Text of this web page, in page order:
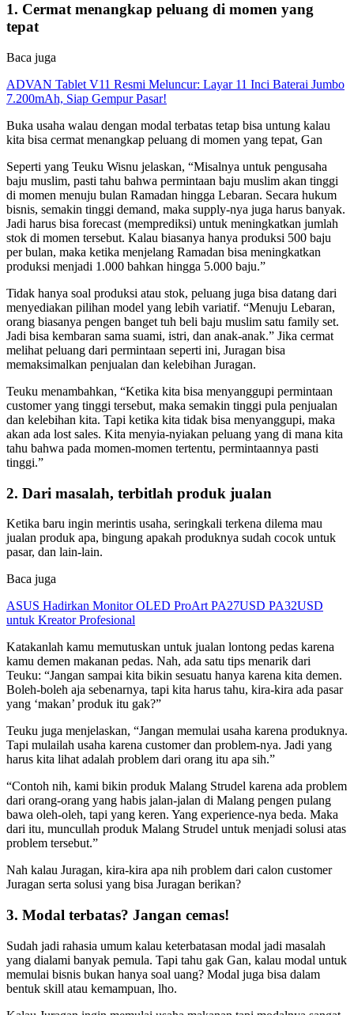
1. Cermat menangkap peluang di momen yang
tepat
Baca juga
ADVAN Tablet V11 Resmi Meluncur: Layar 11 Inci Baterai Jumbo
7.200mAh, Siap Gempur Pasar!
Buka usaha walau dengan modal terbatas tetap bisa untung kalau
kita bisa cermat menangkap peluang di momen yang tepat, Gan
Seperti yang Teuku Wisnu jelaskan, “Misalnya untuk pengusaha
baju muslim, pasti tahu bahwa permintaan baju muslim akan tinggi
di momen menuju bulan Ramadan hingga Lebaran. Secara hukum
bisnis, semakin tinggi demand, maka supply-nya juga harus banyak.
Jadi harus bisa forecast (memprediksi) untuk meningkatkan jumlah
stok di momen tersebut. Kalau biasanya hanya produksi 500 baju
per bulan, maka ketika menjelang Ramadan bisa meningkatkan
produksi menjadi 1.000 bahkan hingga 5.000 baju.”
Tidak hanya soal produksi atau stok, peluang juga bisa datang dari
menyediakan pilihan model yang lebih variatif. “Menuju Lebaran,
orang biasanya pengen banget tuh beli baju muslim satu family set.
Jadi bisa kembaran sama suami, istri, dan anak-anak.” Jika cermat
melihat peluang dari permintaan seperti ini, Juragan bisa
memaksimalkan penjualan dan kelebihan Juragan.
Teuku menambahkan, “Ketika kita bisa menyanggupi permintaan
customer yang tinggi tersebut, maka semakin tinggi pula penjualan
dan kelebihan kita. Tapi ketika kita tidak bisa menyanggupi, maka
akan ada lost sales. Kita menyia-nyiakan peluang yang di mana kita
tahu bahwa pada momen-momen tertentu, permintaannya pasti
tinggi.”
2. Dari masalah, terbitlah produk jualan
Ketika baru ingin merintis usaha, seringkali terkena dilema mau
jualan produk apa, bingung apakah produknya sudah cocok untuk
pasar, dan lain-lain.
Baca juga
ASUS Hadirkan Monitor OLED ProArt PA27USD PA32USD
untuk Kreator Profesional
Katakanlah kamu memutuskan untuk jualan lontong pedas karena
kamu demen makanan pedas. Nah, ada satu tips menarik dari
Teuku: “Jangan sampai kita bikin sesuatu hanya karena kita demen.
Boleh-boleh aja sebenarnya, tapi kita harus tahu, kira-kira ada pasar
yang ‘makan’ produk itu gak?”
Teuku juga menjelaskan, “Jangan memulai usaha karena produknya.
Tapi mulailah usaha karena customer dan problem-nya. Jadi yang
harus kita lihat adalah problem dari orang itu apa sih.”
“Contoh nih, kami bikin produk Malang Strudel karena ada problem
dari orang-orang yang habis jalan-jalan di Malang pengen pulang
bawa oleh-oleh, tapi yang keren. Yang experience-nya beda. Maka
dari itu, muncullah produk Malang Strudel untuk menjadi solusi atas
problem tersebut.”
Nah kalau Juragan, kira-kira apa nih problem dari calon customer
Juragan serta solusi yang bisa Juragan berikan?
3. Modal terbatas? Jangan cemas!
Sudah jadi rahasia umum kalau keterbatasan modal jadi masalah
yang dialami banyak pemula. Tapi tahu gak Gan, kalau modal untuk
memulai bisnis bukan hanya soal uang? Modal juga bisa dalam
bentuk skill atau kemampuan, lho.